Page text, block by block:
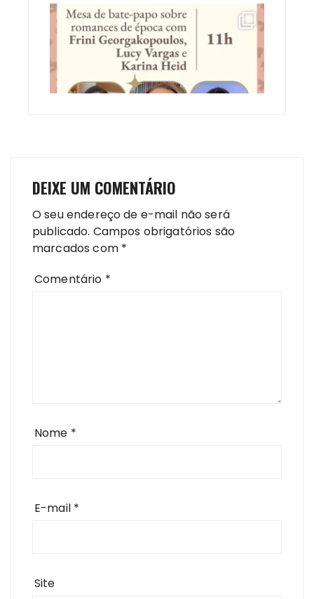
DEIXE UM COMENTÁRIO
O seu endereço de e-mail não será
publicado. Campos obrigatórios são
marcados com *
Comentário *
Nome *
E-mail *
Site